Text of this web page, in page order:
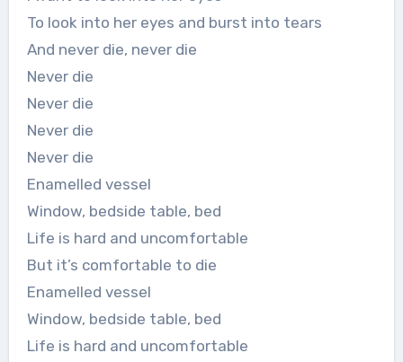
To look into her eyes and burst into tears
And never die, never die
Never die
Never die
Never die
Never die
Enamelled vessel
Window, bedside table, bed
Life is hard and uncomfortable
But it’s comfortable to die
Enamelled vessel
Window, bedside table, bed
Life is hard and uncomfortable